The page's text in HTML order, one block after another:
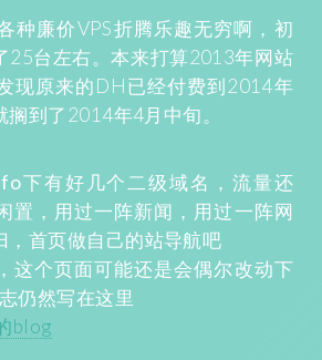
种廉价VPS折腾乐趣无穷啊，初
25台左右。本来打算2013年网站
现原来的DH已经付费到2014年
到了2014年4月中旬。
下有好几个二级域名，流量还
置，用过一阵新闻，用过一阵网
，首页做自己的站导航吧
这个页面可能还是会偶尔改动下
仍然写在这里
blog